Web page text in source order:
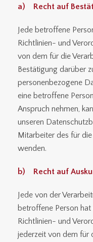
a) Recht auf
Jede betroffene
Richtlinien- und
von dem für die
Bestätigung darüber
personenbezogene
eine betroffene
Anspruch nehmen,
unseren
Mitarbeiter des für
wenden.
b) Recht auf
Jede von der
betroffene Person
Richtlinien- und
jederzeit von dem für